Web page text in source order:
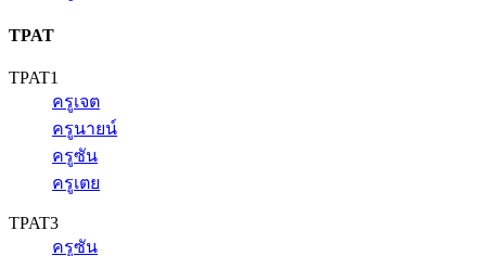
TPAT
TPAT1
ครูเจต
ครูนายน์
ครูซัน
ครูเตย
TPAT3
ครูซัน